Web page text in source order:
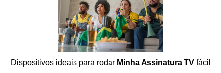
Dispositivos ideais para rodar Minha Assinatura TVfácil